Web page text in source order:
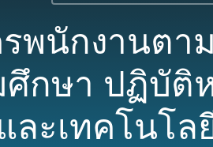
พนักงานตา
กษา ปฏิบัติ
ละเทคโนโล